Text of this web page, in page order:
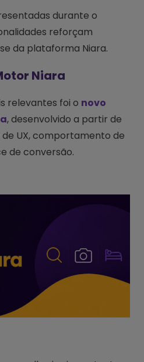
durante o
reforçam
da plataforma Niara.
Niara
relevantes foi o novo
, desenvolvido a partir de
UX, comportamento de
de conversão.